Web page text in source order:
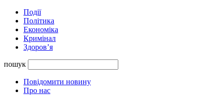
Події
Політика
Економіка
Кримінал
Здоров’я
пошук
Повідомити новину
Про нас